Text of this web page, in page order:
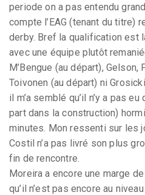
periode on a pas entendu
compte l’EAG (tenant du titre)
derby. Bref la qualification est
avec une équipe plutôt
M’Bengue (au départ), Gelson,
Toivonen (au départ) ni
il m’a semblé qu’il n’y a pas
part dans la construction)
minutes. Mon ressenti sur les
Costil n’a pas livré son plus
fin de rencontre.
Moreira a encore une marge
qu’il n’est pas encore au niveau